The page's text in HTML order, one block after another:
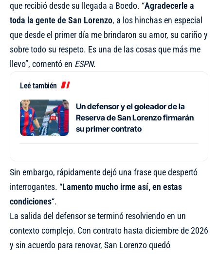
que recibió desde su llegada a Boedo. “Agradecerle a
toda la gente de San Lorenzo, a los hinchas en especial
que desde el primer día me brindaron su amor, su cariño y
sobre todo su respeto. Es una de las cosas que más me
llevo”, comentó en ESPN.
Leé también
Un defensor y el goleador de la
Reserva de San Lorenzo firmarán
su primer contrato
Sin embargo, rápidamente dejó una frase que despertó
interrogantes. “Lamento mucho irme así, en estas
condiciones“.
La salida del defensor se terminó resolviendo en un
contexto complejo. Con contrato hasta diciembre de 2026
y sin acuerdo para renovar, San Lorenzo quedó